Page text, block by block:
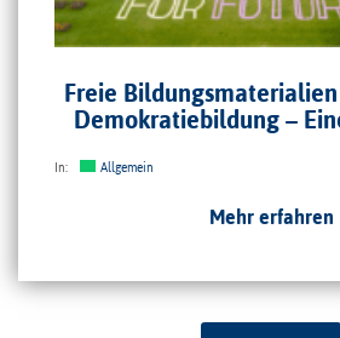
Freie
Demokratiebildung –
In: Allgemein
Mehr erfahren